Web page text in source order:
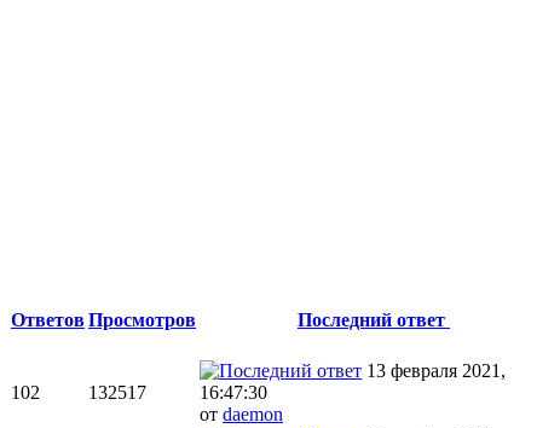
ОтветовПросмотров
Последний ответ
102 132517
13 февраля 2021,
16:47:30
от daemon